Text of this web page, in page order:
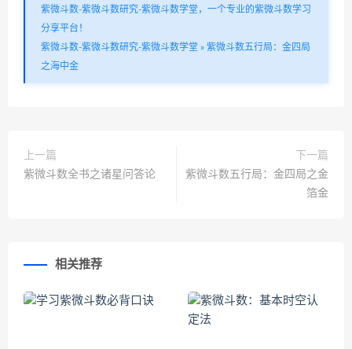
紫微斗数-紫微斗数研究-紫微斗数学堂，一个专业的紫微斗数学习
分享平台！
紫微斗数-紫微斗数研究-紫微斗数学堂 » 紫微斗数五行局：金四局
之海中金
上一篇
紫微斗数全书之诸星问答论
下一篇
紫微斗数五行局：金四局之金
箔金
相关推荐